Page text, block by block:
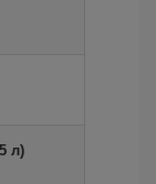
л)